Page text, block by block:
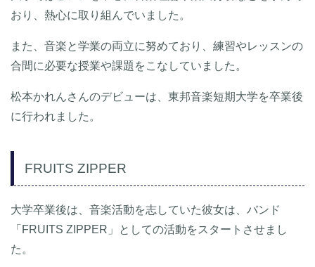
おり、熱心に取り組んでいました。
また、音楽と学業の両立に努めており、練習やレッスンの
合間に必要な授業や課題をこなしていました。
松本かれんさんのデビューは、東邦音楽短期大学を卒業後
に行われました。
FRUITS ZIPPER
大学卒業後は、音楽活動を志していた彼女は、バンド
「FRUITS ZIPPER」としての活動をスタートさせまし
た。